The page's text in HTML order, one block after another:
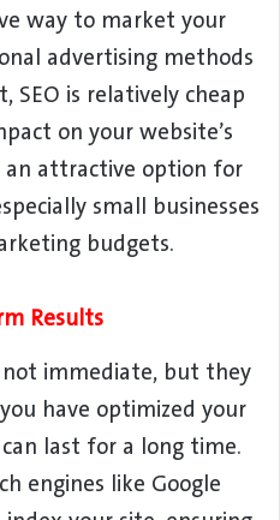
way to market your
advertising methods
SEO is relatively cheap
on your website’s
an attractive option for
small businesses
budgets.
Results
immediate, but they
have optimized your
last for a long time.
engines like Google